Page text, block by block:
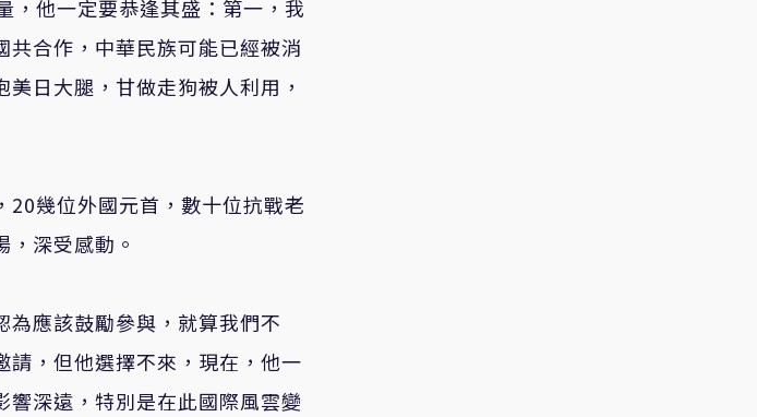
，他一定要恭逢其盛：第一，我
合作，中華民族可能已經被消
日大腿，甘做走狗被人利用，
幾位外國元首，數十位抗戰老
深受感動。
應該鼓勵參與，就算我們不
，但他選擇不來，現在，他一
深遠，特別是在此國際風雲變